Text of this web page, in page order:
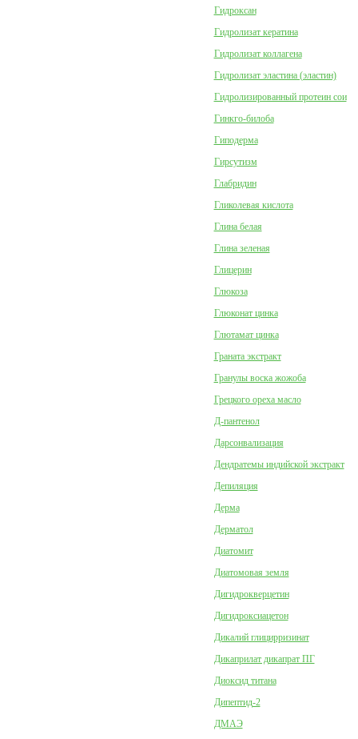
Гидроксан
Гидролизат кератина
Гидролизат коллагена
Гидролизат эластина (эластин)
Гидролизированный протеин сои
Гинкго-билоба
Гиподерма
Гирсутизм
Глабридин
Гликолевая кислота
Глина белая
Глина зеленая
Глицерин
Глюкоза
Глюконат цинка
Глютамат цинка
Граната экстракт
Гранулы воска жожоба
Грецкого ореха масло
Д-пантенол
Дарсонвализация
Дендратемы индийской экстракт
Депиляция
Дерма
Дерматол
Диатомит
Диатомовая земля
Дигидрокверцетин
Дигидроксиацетон
Дикалий глицирризинат
Дикаприлат дикапрат ПГ
Диоксид титана
Дипептид-2
ДМАЭ